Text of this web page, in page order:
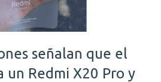
señalan que el
un Redmi X20 Pro y